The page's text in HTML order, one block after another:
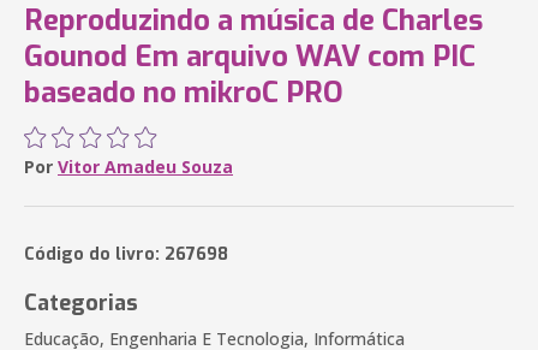
Reproduzindo a música de Charles
Gounod Em arquivo WAV com PIC
baseado no mikroC PRO
Por Vitor Amadeu Souza
Código do livro: 267698
Categorias
Educação, Engenharia E Tecnologia, Informática